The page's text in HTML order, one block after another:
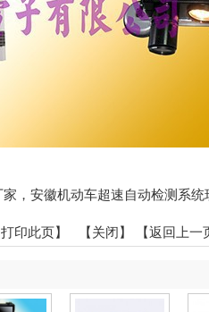
，安徽机动车超速自动检测系统
打印此页】 【关闭】 【返回上一